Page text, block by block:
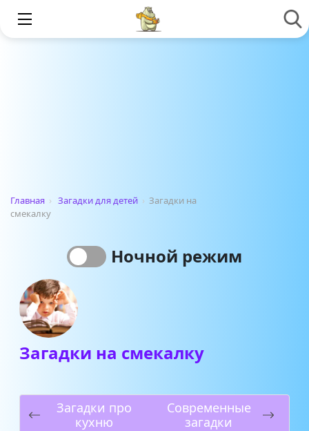
Главная › Загадки для детей › Загадки на
смекалку
Ночной режим
Загадки на смекалку
Загадки про
кухню
Современные
загадки